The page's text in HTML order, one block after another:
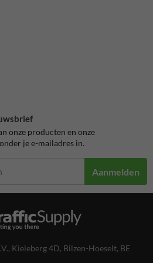
onze producten en onze
je e-mailadres in.
Aanmelden
Kieleberg 4D, Bilzen-Hoeselt, BE